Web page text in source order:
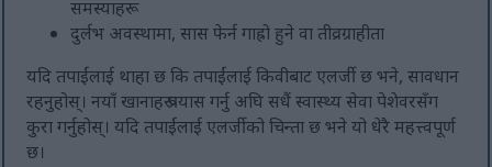
समस्याहरू
दुर्लभ अवस्थामा, सास फेर्न गाह्रो हुने वा तीव्रग्राहीता
यदि तपाईंलाई थाहा छ कि तपाईंलाई किवीबाट एलर्जी छ भने, सावधान
रहनुहोस्। नयाँ खानाहरू प्रयास गर्नु अघि सधैं स्वास्थ्य सेवा पेशेवरसँग
कुरा गर्नुहोस्। यदि तपाईंलाई एलर्जीको चिन्ता छ भने यो धेरै महत्त्वपूर्ण
छ।